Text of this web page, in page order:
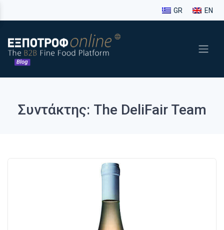
GR EN
Συντάκτης: The DeliFair Team